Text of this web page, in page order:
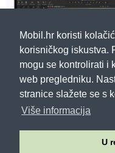
Mobil.hr koristi
korisničkog iskustva.
mogu se kontrolirati i
web pregledniku.
stranice slažete se s
Više informacija
U
Usporedi mobitele
Impressum
Marketing
Pravne odredbe
Izjava o privatnosti
POTRAŽITE NAS
Sva prava pridržana -